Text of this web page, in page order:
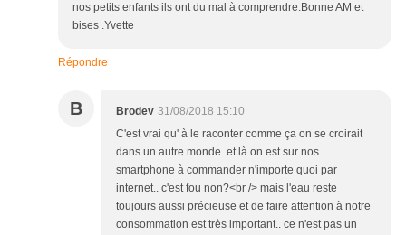
nos petits enfants ils ont du mal à comprendre.Bonne AM et
bises .Yvette
Répondre
B Brodev 31/08/2018 15:10
C'est vrai qu' à le raconter comme ça on se croirait
dans un autre monde..et là on est sur nos
smartphone à commander n'importe quoi par
internet.. c'est fou non?<br /> mais l'eau reste
toujours aussi précieuse et de faire attention à notre
consommation est très important.. ce n'est pas un